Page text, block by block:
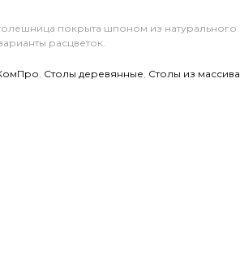
покрыта шпоном из натурального
расцветок.
, Столы деревянные, Столы из массива